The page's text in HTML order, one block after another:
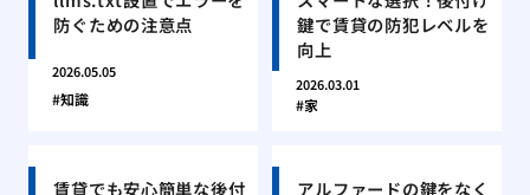
防ぐための注意点
2026.05.05
知識
鍵で賃貸の防犯レベルを
向上
2026.03.01
家
賃貸でも安心簡単な後付
アルファードの鍵をなく